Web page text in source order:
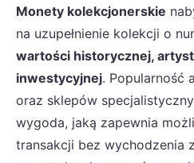
Monety kolekcjonerskie
na uzupełnienie kolekcji o
wartości historycznej,
inwestycyjnej. Popularność
oraz sklepów
wygoda, jaką zapewnia
transakcji bez wychodzenia